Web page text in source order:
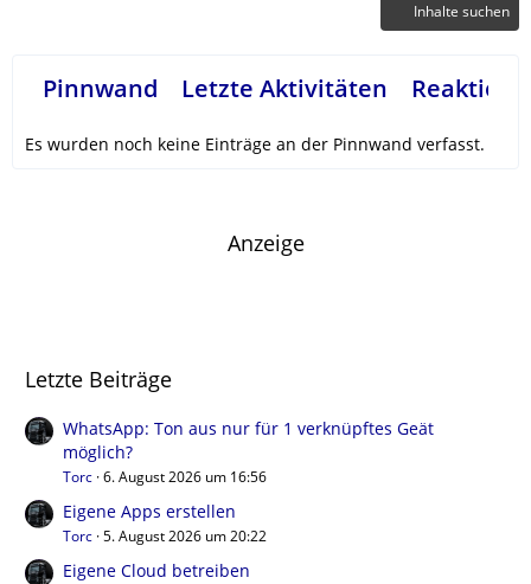
Inhalte suchen
Pinnwand Letzte Aktivitäten
Es wurden noch keine Einträge an der Pinnwand verfasst.
Anzeige
Letzte Beiträge
WhatsApp: Ton aus nur für 1 verknüpftes Geät
möglich?
Torc 6. August 2026 um 16:56
Eigene Apps erstellen
Torc 5. August 2026 um 20:22
Eigene Cloud betreiben